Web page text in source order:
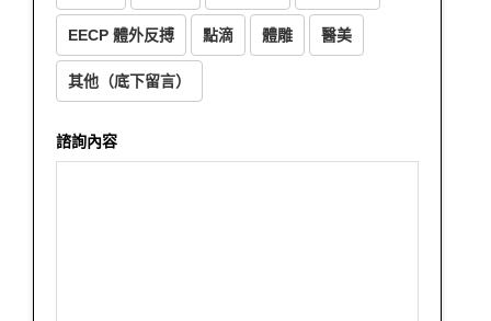
EECP 體外反搏 點滴 體雕 醫美
其他（底下留言）
諮詢內容